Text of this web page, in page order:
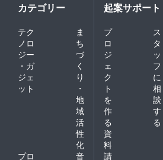
カテゴリー
テク
ノロ
ジー
・ガ
ジェ
ット
ま
ち
づ
く
り
・
地
域
活
性
化
プロ
音
起案サポート
プ
ロ
ジ
ェ
ク
ト
を
作
る
ス
タ
ッ
フ
に
相
談
す
る
資
料
請